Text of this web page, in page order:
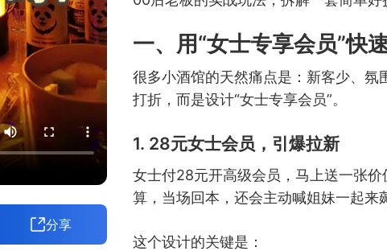
分享
一、用“女士专享会员”快
很多小酒馆的天然痛点是：新客少、
打折，而是设计“女士专享会员”。
1. 28元女士会员，引爆拉新
女士付28元开高级会员，马上送一张
算，当场回本，还会主动喊姐妹一起来
这个设计的关键是：